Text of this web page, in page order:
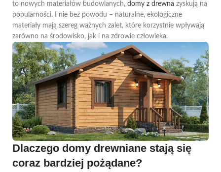
to nowych materiałów budowlanych, domy z drewna zyskują na
popularności. I nie bez powodu – naturalne, ekologiczne
materiały mają szereg ważnych zalet, które korzystnie wpływają
zarówno na środowisko, jak i na zdrowie człowieka.
Dlaczego domy drewniane stają się
coraz bardziej pożądane?